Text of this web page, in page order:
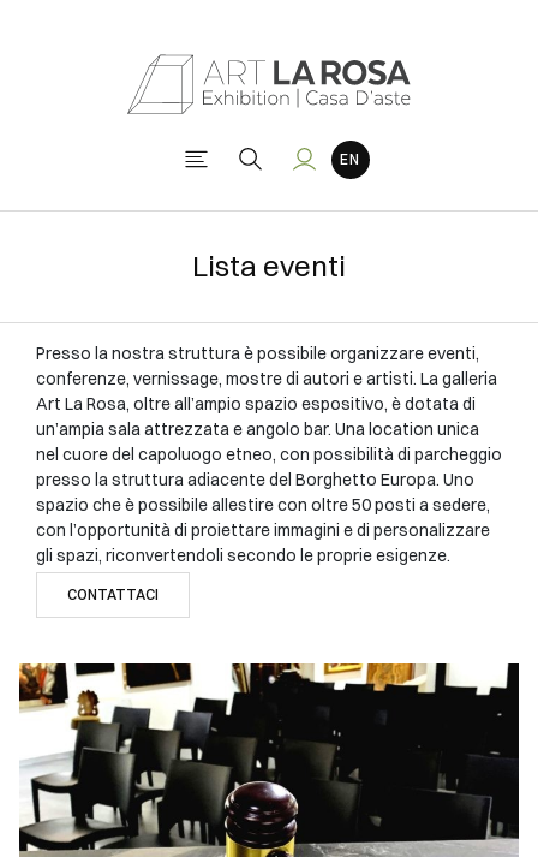
Lista eventi
Presso la nostra struttura è possibile organizzare eventi,
conferenze, vernissage, mostre di autori e artisti. La galleria
Art La Rosa, oltre all’ampio spazio espositivo, è dotata di
un’ampia sala attrezzata e angolo bar. Una location unica
nel cuore del capoluogo etneo, con possibilità di parcheggio
presso la struttura adiacente del Borghetto Europa. Uno
spazio che è possibile allestire con oltre 50 posti a sedere,
con l’opportunità di proiettare immagini e di personalizzare
gli spazi, riconvertendoli secondo le proprie esigenze.
CONTATTACI